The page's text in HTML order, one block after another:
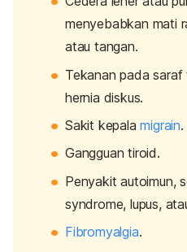
menyebabkan mati
atau tangan.
Tekanan pada
hernia diskus.
Sakit kepala migrain.
Gangguan tiroid.
Penyakit autoimun,
syndrome, lupus,
Fibromyalgia.